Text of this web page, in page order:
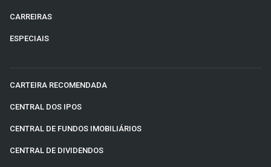
CARREIRAS
ESPECIAIS
CARTEIRA RECOMENDADA
CENTRAL DOS IPOS
CENTRAL DE FUNDOS IMOBILIÁRIOS
CENTRAL DE DIVIDENDOS